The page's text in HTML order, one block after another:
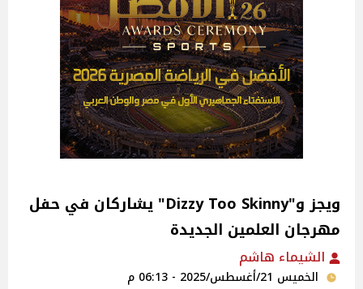
ويجز و"Dizzy Too Skinny" يشاركان في حفل
مهرجان العلمين الجديدة‎
الشيماء هاشم
الخميس 21/أغسطس/2025 - 06:13 م